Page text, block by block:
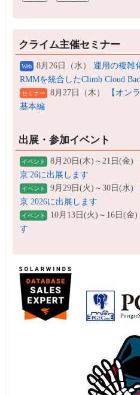
クライム主催セミナー
Web 8月26日（水） 運用の複雑
RMMを統合したClimb Cloud
セミナー 8月27日（木）
【オン
基本編
出展・参加イベント
イベント 8月20日(木)～21日(金)
京'26に出展します
イベント 9月29日(火)～30日(水)
京 2026に出展します
イベント 10月13日(火)～16日(金)
す